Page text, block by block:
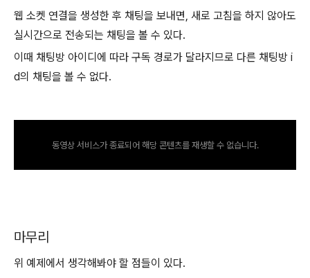
웹 소켓 연결을 생성한 후 채팅을 보내면, 새로 고침을 하지 않아도
실시간으로 전송되는 채팅을 볼 수 있다.
이때 채팅방 아이디에 따라 구독 경로가 달라지므로 다른 채팅방 i
d의 채팅을 볼 수 없다.
동영상 서비스가 종료되어 해당 콘텐츠를 재생할 수 없습니다.
마무리
위 예제에서 생각해봐야 할 점들이 있다.